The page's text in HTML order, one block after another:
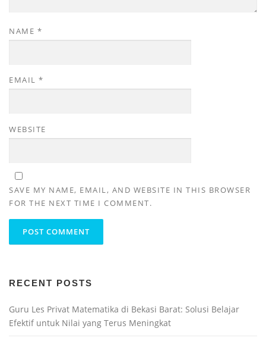
NAME *
EMAIL *
WEBSITE
SAVE MY NAME, EMAIL, AND WEBSITE IN THIS BROWSER
FOR THE NEXT TIME I COMMENT.
RECENT POSTS
Guru Les Privat Matematika di Bekasi Barat: Solusi Belajar
Efektif untuk Nilai yang Terus Meningkat